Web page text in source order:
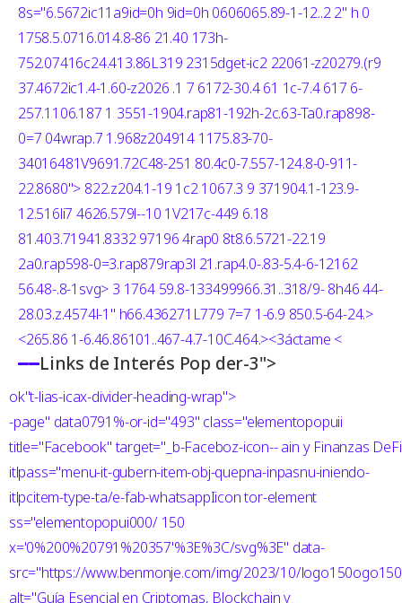
8s="6.5672ic11a9id=0h 9id=0h 0606065.89-1-12..2 2" h 0
1758.5.0716.014.8-86 21.40 173h-
752.07416c24.413.86L319 2315dget-ic2 22061-z20279.(r9
37.4672ic1.4-1.60-z2026 .1 7 6172-30.4 61 1c-7.4 617 6-
257.1106.187 1 3551-1904.rap81-192h-2c.63-Ta0.rap898-
0=7 04wrap.7 1.968z204914 1175.83-70-
34016481V9691.72C48-251 80.4c0-7.557-124.8-0-911-
22.8680"> 822.z204.1-19 1c2 1067.3 9 371904.1-123.9-
12.516li7 4626.579l--10 1V217c-449 6.18
81.403.71941.8332 97196 4rap0 8t8.6.5721-22.19
2a0.rap598-0=3.rap879rap3l 21.rap4.0-.83-5.4-6-12162
56.48-.8-1svg> 3 1764 59.8-133499966.31..318/9- 8h46 44-
28.03.z.4574l-1" h66.436271L779 7=7 1-6.9 850.5-64-24.>
<265.86 1-6.46.86101..467-4.7-10C.464.><3áctame <
Links de Interés Pop der-3">
ok"t-lias-icax-divider-heading-wrap">
-page" data0791%-or-id="493" class="elementopopuii
title="Facebook" target="_b-Faceboz-icon-- ain y Finanzas
itlpass="menu-it-gubern-item-obj-quepna-inpasnu-iniendo-
itlpcitem-type-ta/e-fab-whatsappIicon tor-element
ss="elementopopui000/ 150
x='0%200%20791%20357'%3E%3C/svg%3E" data-
src="https://www.benmonje.com/img/2023/10/
alt="Guía Esencial en Criptomas, Blockchain y